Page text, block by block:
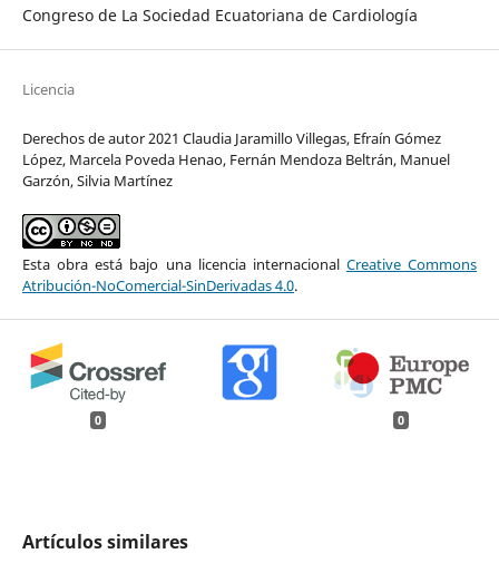
Congreso de La Sociedad Ecuatoriana de Cardiología
Licencia
Derechos de autor 2021 Claudia Jaramillo Villegas, Efraín Gómez
López, Marcela Poveda Henao, Fernán Mendoza Beltrán, Manuel
Garzón, Silvia Martínez
Esta obra está bajo una licencia internacional Creative Commons
Atribución-NoComercial-SinDerivadas 4.0.
0 0
Artículos similares